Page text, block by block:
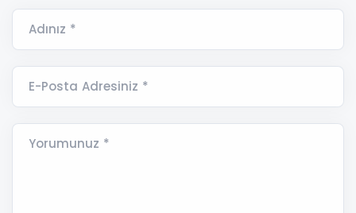
Adınız *
E-Posta Adresiniz *
Yorumunuz *